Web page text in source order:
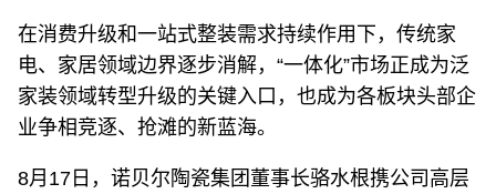
在消费升级和一站式整装需求持续作用下，传统家
电、家居领域边界逐步消解，“一体化”市场正成为泛
家装领域转型升级的关键入口，也成为各板块头部企
业争相竞逐、抢滩的新蓝海。
8月17日，诺贝尔陶瓷集团董事长骆水根携公司高层